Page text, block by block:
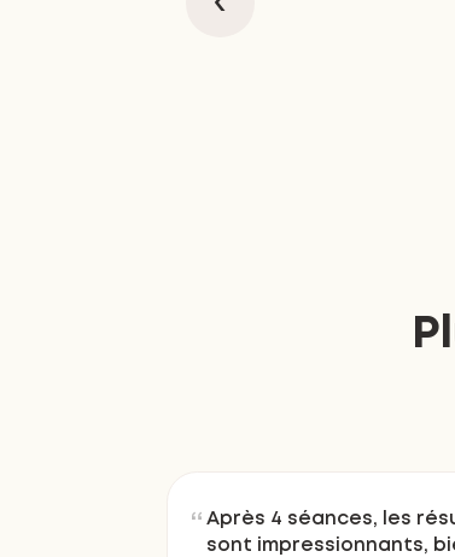
Après 4 séances, les
sont impressionnants,